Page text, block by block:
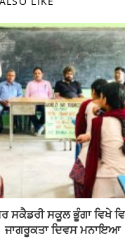
ਸਕੈਡਰੀ ਸਕੂਲ ਭੂੰਗਾ ਵਿਖੇ
ਜਾਗਰੂਕਤਾ ਦਿਵਸ ਮਨਾਇਆ